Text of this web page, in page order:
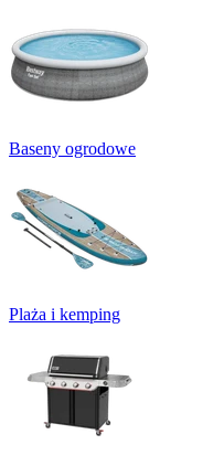
Baseny ogrodowe
Plaża i kemping